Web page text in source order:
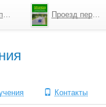
Проезд перекрестков
Контакты